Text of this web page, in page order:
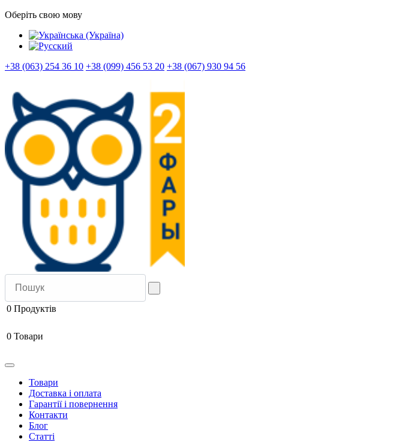
Оберіть свою мову
+38 (063) 254 36 10 +38 (099) 456 53 20 +38 (067) 930 94 56
0 Продуктів
0 Товари
Товари
Доставка і оплата
Гарантії і повернення
Контакти
Блог
Статті